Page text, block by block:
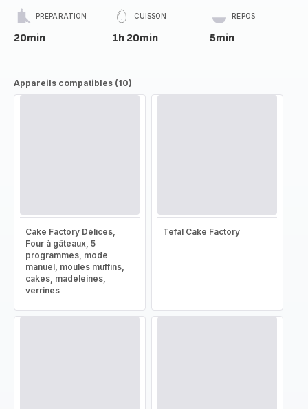
PRÉPARATION
20min
CUISSON
1h 20min
REPOS
5min
Appareils compatibles (10)
Cake Factory Délices,
Four à gâteaux, 5
programmes, mode
manuel, moules muffins,
cakes, madeleines,
verrines
Tefal Cake Factory